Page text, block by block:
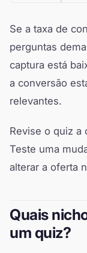
Se a taxa de
perguntas
captura está
a conversão
relevantes.
Revise o quiz a
Teste uma
alterar a oferta
Quais
um quiz?